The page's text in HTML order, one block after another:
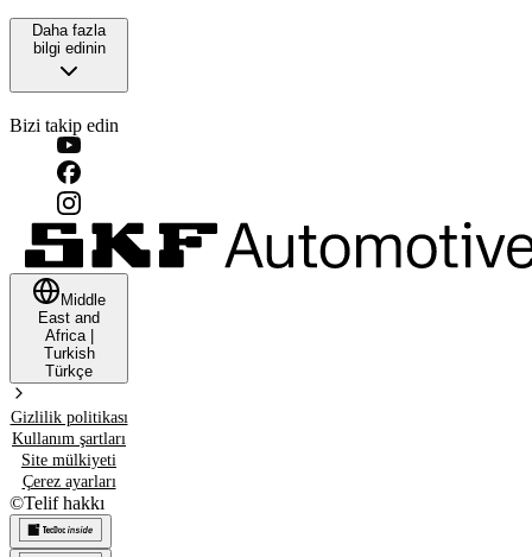
Daha fazla
bilgi edinin
Bizi takip edin
Middle
East and
Africa|
Turkish
Türkçe
Gizlilik politikası
Kullanım şartları
Site mülkiyeti
Çerez ayarları
©Telif hakkı